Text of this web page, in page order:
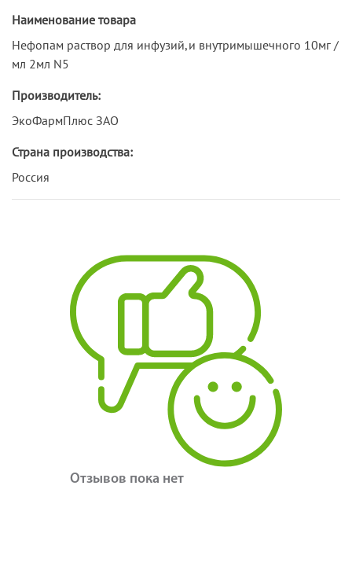
Наименование товара
Нефопам раствор для инфузий,и внутримышечного 10мг /
мл 2мл N5
Производитель:
ЭкоФармПлюс ЗАО
Страна производства:
Россия
Отзывов пока нет